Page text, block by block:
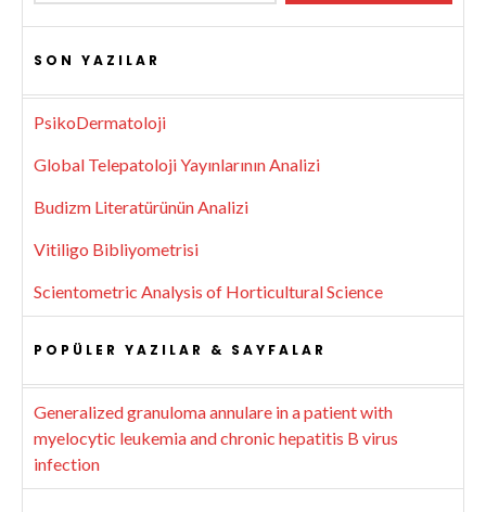
SON YAZILAR
PsikoDermatoloji
Global Telepatoloji Yayınlarının Analizi
Budizm Literatürünün Analizi
Vitiligo Bibliyometrisi
Scientometric Analysis of Horticultural Science
POPÜLER YAZILAR & SAYFALAR
Generalized granuloma annulare in a patient with
myelocytic leukemia and chronic hepatitis B virus
infection